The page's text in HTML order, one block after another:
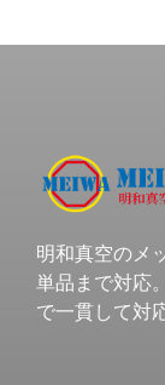
明和真空のメ
単品まで対応
で一貫して対